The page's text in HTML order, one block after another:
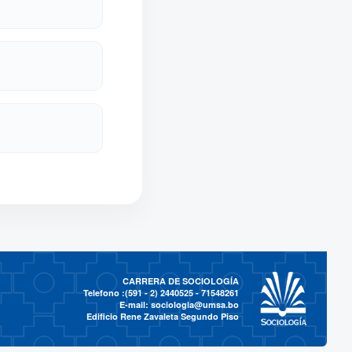
CARRERA DE SOCIOLOGÍA
Telefono :(591 - 2) 2440525 - 71548261
E-mail:sociologia@umsa.bo
Edificio Rene Zavaleta Segundo Piso